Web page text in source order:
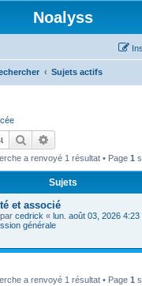
Noalyss
Sujets actifs
Rechercher
a renvoyé 1 résultat • Page 1
Sujets
et associé
cedrick « lun. août 03, 2026 4:23
générale
a renvoyé 1 résultat • Page 1